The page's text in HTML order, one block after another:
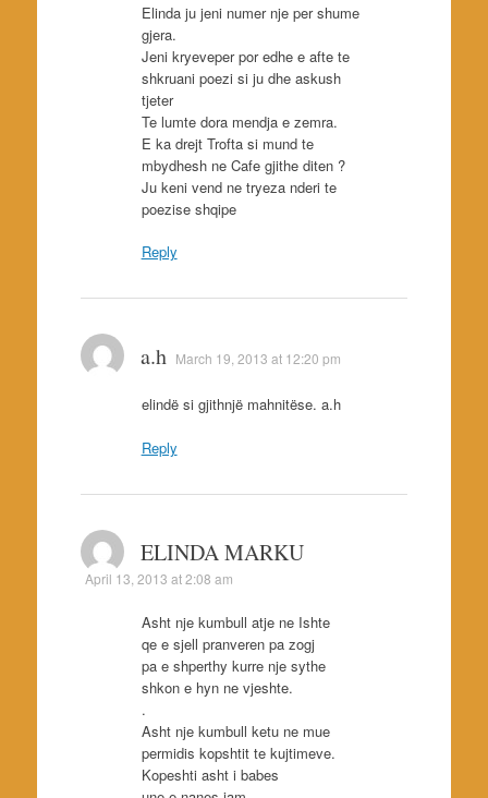
Elinda ju jeni numer nje per shume
gjera.
Jeni kryeveper por edhe e afte te
shkruani poezi si ju dhe askush
tjeter
Te lumte dora mendja e zemra.
E ka drejt Trofta si mund te
mbydhesh ne Cafe gjithe diten ?
Ju keni vend ne tryeza nderi te
poezise shqipe
Reply
a.h March 19, 2013 at 12:20 pm
elindë si gjithnjë mahnitëse. a.h
Reply
ELINDA MARKU
April 13, 2013 at 2:08 am
Asht nje kumbull atje ne Ishte
qe e sjell pranveren pa zogj
pa e shperthy kurre nje sythe
shkon e hyn ne vjeshte.
.
Asht nje kumbull ketu ne mue
permidis kopshtit te kujtimeve.
Kopeshti asht i babes